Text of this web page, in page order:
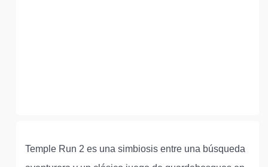
Temple Run 2 es una simbiosis entre una búsqueda